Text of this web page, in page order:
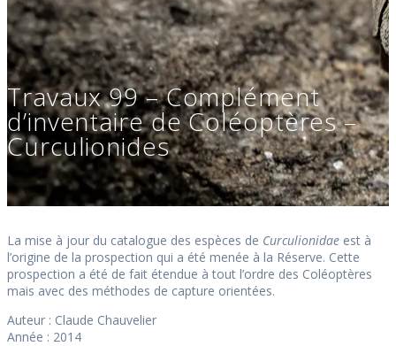
Travaux 99 – Complément
d’inventaire de Coléoptères –
Curculionides
La mise à jour du catalogue des espèces de Curculionidae est à
l’origine de la prospection qui a été menée à la Réserve. Cette
prospection a été de fait étendue à tout l’ordre des Coléoptères
mais avec des méthodes de capture orientées.
Auteur : Claude Chauvelier
Année : 2014